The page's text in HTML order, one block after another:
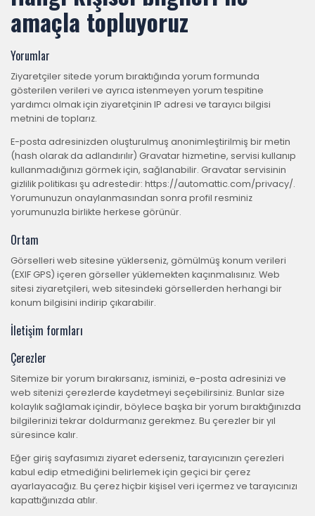
amaçla topluyoruz
Yorumlar
Ziyaretçiler sitede yorum bıraktığında yorum formunda
gösterilen verileri ve ayrıca istenmeyen yorum tespitine
yardımcı olmak için ziyaretçinin IP adresi ve tarayıcı bilgisi
metnini de toplarız.
E-posta adresinizden oluşturulmuş anonimleştirilmiş bir metin
(hash olarak da adlandırılır) Gravatar hizmetine, servisi kullanıp
kullanmadığınızı görmek için, sağlanabilir. Gravatar servisinin
gizlilik politikası şu adrestedir: https://automattic.com/privacy/.
Yorumunuzun onaylanmasından sonra profil resminiz
yorumunuzla birlikte herkese görünür.
Ortam
Görselleri web sitesine yüklerseniz, gömülmüş konum verileri
(EXIF GPS) içeren görseller yüklemekten kaçınmalısınız. Web
sitesi ziyaretçileri, web sitesindeki görsellerden herhangi bir
konum bilgisini indirip çıkarabilir.
İletişim formları
Çerezler
Sitemize bir yorum bırakırsanız, isminizi, e-posta adresinizi ve
web sitenizi çerezlerde kaydetmeyi seçebilirsiniz. Bunlar size
kolaylık sağlamak içindir, böylece başka bir yorum bıraktığınızda
bilgilerinizi tekrar doldurmanız gerekmez. Bu çerezler bir yıl
süresince kalır.
Eğer giriş sayfasımızı ziyaret ederseniz, tarayıcınızın çerezleri
kabul edip etmediğini belirlemek için geçici bir çerez
ayarlayacağız. Bu çerez hiçbir kişisel veri içermez ve tarayıcınızı
kapattığınızda atılır.